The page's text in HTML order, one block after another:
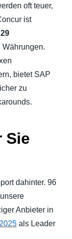
oft teuer,
ist
29
bietet SAP
zu
Sie
dahinter. 96
Anbieter in
als Leader